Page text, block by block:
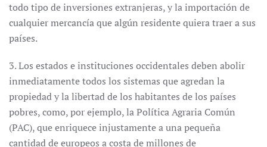
todo tipo de inversiones extranjeras, y la importación de
cualquier mercancía que algún residente quiera traer a sus
países.
3. Los estados e instituciones occidentales deben abolir
inmediatamente todos los sistemas que agredan la
propiedad y la libertad de los habitantes de los países
pobres, como, por ejemplo, la Política Agraria Común
(PAC), que enriquece injustamente a una pequeña
cantidad de europeos a costa de millones de